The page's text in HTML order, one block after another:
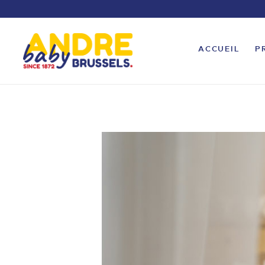
ACCUEIL